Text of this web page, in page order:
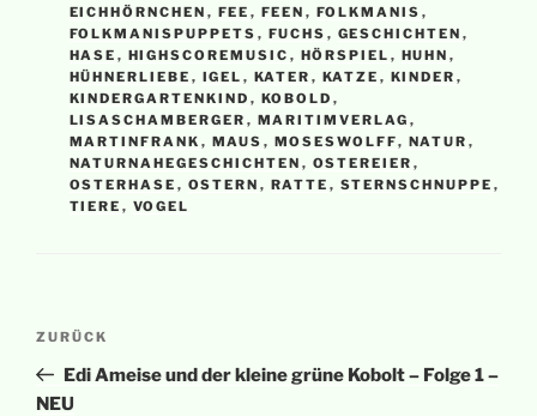
EICHHÖRNCHEN , FEE , FEEN , FOLKMANIS ,
FOLKMANISPUPPETS , FUCHS , GESCHICHTEN ,
HASE , HIGHSCOREMUSIC , HÖRSPIEL , HUHN ,
HÜHNERLIEBE , IGEL , KATER , KATZE , KINDER ,
KINDERGARTENKIND , KOBOLD ,
LISASCHAMBERGER , MARITIMVERLAG ,
MARTINFRANK , MAUS , MOSESWOLFF, NATUR ,
NATURNAHEGESCHICHTEN , OSTEREIER ,
OSTERHASE , OSTERN , RATTE , STERNSCHNUPPE ,
TIERE , VOGEL
Beitragsnavigation
Vorheriger
Beitrag
ZURÜCK
Edi Ameise und der kleine grüne Kobolt – Folge 1 –
NEU